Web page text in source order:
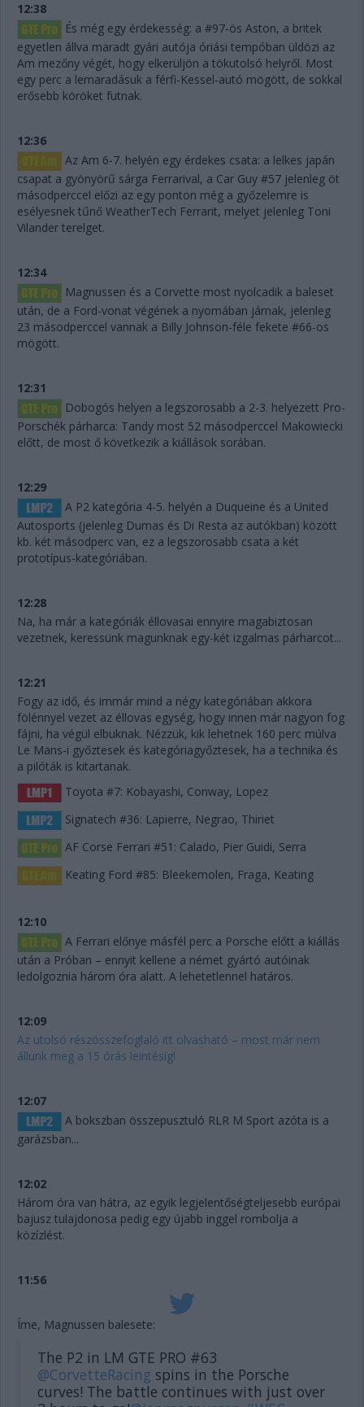
12:38
És még egy érdekesség: a #97-ös Aston, a britek
egyetlen állva maradt gyári autója óriási tempóban üldözi az
Am mezőny végét, hogy elkerüljön a tökutolsó helyről. Most
egy perc a lemaradásuk a férfi-Kessel-autó mögött, de sokkal
erősebb köröket futnak.
12:36
Az Am 6-7. helyén egy érdekes csata: a lelkes japán
csapat a gyönyörű sárga Ferrarival, a Car Guy #57 jelenleg öt
másodperccel előzi az egy ponton még a győzelemre is
esélyesnek tűnő WeatherTech Ferrarit, melyet jelenleg Toni
Vilander terelget.
12:34
Magnussen és a Corvette most nyolcadik a baleset
után, de a Ford-vonat végének a nyomában járnak, jelenleg
23 másodperccel vannak a Billy Johnson-féle fekete #66-os
mögött.
12:31
Dobogós helyen a legszorosabb a 2-3. helyezett Pro-
Porschék párharca: Tandy most 52 másodperccel Makowiecki
előtt, de most ő következik a kiállások sorában.
12:29
A P2 kategória 4-5. helyén a Duqueine és a United
Autosports (jelenleg Dumas és Di Resta az autókban) között
kb. két másodperc van, ez a legszorosabb csata a két
prototípus-kategóriában.
12:28
Na, ha már a kategóriák éllovasai ennyire magabiztosan
vezetnek, keressünk magunknak egy-két izgalmas párharcot...
12:21
Fogy az idő, és immár mind a négy kategóriában akkora
fölénnyel vezet az éllovas egység, hogy innen már nagyon fog
fájni, ha végül elbuknak. Nézzük, kik lehetnek 160 perc múlva
Le Mans-i győztesek és kategóriagyőztesek, ha a technika és
a pilóták is kitartanak.
Toyota #7: Kobayashi, Conway, Lopez
Signatech #36: Lapierre, Negrao, Thiriet
AF Corse Ferrari #51: Calado, Pier Guidi, Serra
Keating Ford #85: Bleekemolen, Fraga, Keating
12:10
A Ferrari előnye másfél perc a Porsche előtt a kiállás
után a Próban – ennyit kellene a német gyártó autóinak
ledolgoznia három óra alatt. A lehetetlennel határos.
12:09
Az utolsó részösszefoglaló itt olvasható – most már nem
állunk meg a 15 órás leintésig!
12:07
A bokszban összepusztuló RLR M Sport azóta is a
garázsban...
12:02
Három óra van hátra, az egyik legjelentőségteljesebb európai
bajusz tulajdonosa pedig egy újabb inggel rombolja a
közízlést.
11:56
Íme, Magnussen balesete:
The P2 in LM GTE PRO #63
@CorvetteRacing spins in the Porsche
curves! The battle continues with just over